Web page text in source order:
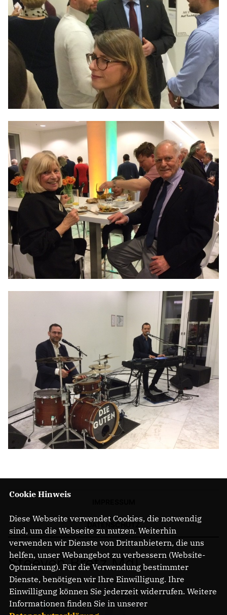
Steeven Bretz MdL
Cookie Hinweis
Diese Webseite verwendet Cookies, die notwendig
sind, um die Webseite zu nutzen. Weiterhin
verwenden wir Dienste von Drittanbietern, die uns
helfen, unser Webangebot zu verbessern (Website-
Optmierung). Für die Verwendung bestimmter
Dienste, benötigen wir Ihre Einwilligung. Ihre
Einwilligung können Sie jederzeit widerrufen. Weitere
Informationen finden Sie in unserer